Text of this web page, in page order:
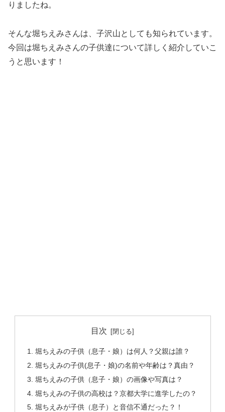
りましたね。
そんな堀ちえみさんは、子沢山としても知られています。
今回は堀ちえみさんの子供達について詳しく紹介していこ
うと思います！
目次
堀ちえみの子供（息子・娘）は何人？父親は誰？
堀ちえみの子供(息子・娘)の名前や年齢は？真由？
堀ちえみの子供（息子・娘）の画像や写真は？
堀ちえみの子供の高校は？京都大学に進学したの？
堀ちえみが子供（息子）と音信不通だった？！